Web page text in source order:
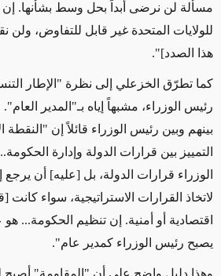
مسألة لن نرضى أبداً بحل وسط بشأنها.
للولايات المتحدة غير قابل للتفاوض، ولن
هذا الصدد]".
كما تطرّق الخزعلي إلى نظرة "الإطار
رئيس الوزراء، مشبهاً إياه بـ"المدير
بينهم وبين رئيس الوزراء قائلاً إن "النقطة
التمييز بين قرارات الدولة وإدارة
الوزراء قرارات الدولة، بل [عليه] أن
لاتخاذ القرارات الاستراتيجية، سواء
اقتصادية أو أمنية. إن تنظيم الحكومة...
يصبح رئيس الوزراء كمدير عام".
وهذا دليل واضح على أن "المقاومة" أصبح